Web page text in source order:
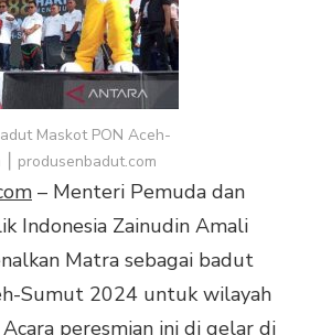
Maskot PON Aceh-
produsenbadut.com
– Menteri Pemuda dan
Indonesia Zainudin Amali
Matra sebagai badut
Sumut 2024 untuk wilayah
peresmian ini di gelar di